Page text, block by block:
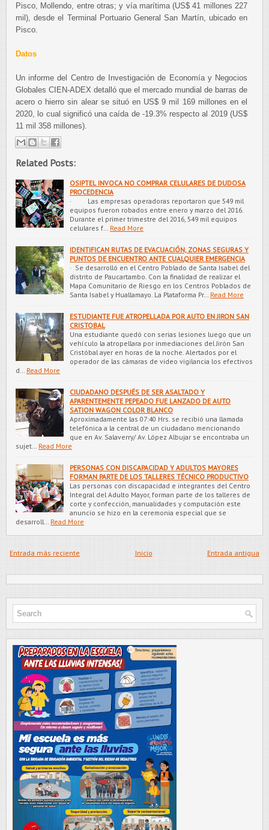
Pisco, Mollendo, entre otras; y vía marítima (US$ 41 millones 227
mil), desde el Terminal Portuario General San Martín, ubicado en
Pisco.
Datos
Un informe del Centro de Investigación de Economía y Negocios
Globales CIEN-ADEX detalló que el mercado mundial de barras de
acero o hierro sin alear se situó en US$ 9 mil 169 millones en el
2020, lo cual significó una caída de -19.3% respecto al 2019 (US$
11 mil 358 millones).
Related Posts:
OSIPTEL INVOCA NO COMPRAR CELULARES DE DUDOSA
PROCEDENCIA
· Las empresas operadoras reportaron que 549 mil
equipos fueron robados entre enero y marzo del 2016.
Durante el primer trimestre del 2016, 549 mil equipos
celulares f…
Read More
IDENTIFICAN RUTAS DE EVACUACIÓN, ZONAS SEGURAS Y
PUNTOS DE ENCUENTRO ANTE CUALQUIER EMERGENCIA
· Se desarrolló en el Centro Poblado de Santa Isabel del
distrito de Paucartambo. Con la finalidad de realizar el
Mapa Comunitario de Riesgo en los Centros Poblados de
Santa Isabel y Huallamayo. La Plataforma Pr…
Read More
ESTUDIANTE FUE ATROPELLADA POR AUTO EN JIRON SAN
CRISTOBAL
Una estudiante quedó con serias lesiones luego que un
vehículo la atropellara por inmediaciones del Jirón San
Cristóbal ayer en horas de la noche. Alertados por el
operador de las cámaras de video vigilancia los efectivos
d…
Read More
CIUDADANO DESPUÉS DE SER ASALTADO Y
APARENTEMENTE PEPEADO FUE LANZADO DE AUTO
SATION WAGON COLOR BLANCO
Aproximadamente las 07:40 Hrs. se recibió una llamada
telefónica a la central de un ciudadano mencionando
que en Av. Salaverry/ Av. López Albujar se encontraba un
sujet…
Read More
PERSONAS CON DISCAPACIDAD Y ADULTOS MAYORES
FORMAN PARTE DE LOS TALLERES TÉCNICO PRODUCTIVO
Las personas con discapacidad e integrantes del Centro
Integral del Adulto Mayor, forman parte de los talleres de
corte y confección, manualidades y computación este
anuncio se hizo en la ceremonia especial que se
desarroll…
Read More
Entrada más reciente Entrada antigua
Inicio